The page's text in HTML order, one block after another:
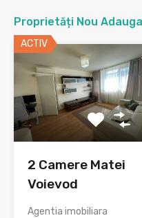
Proprietăți Nou
ACTIV
2 Camere Matei
Voievod
Agentia imobiliara